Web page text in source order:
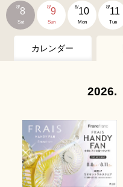
8/8
Sat
8/9
Sun
8/10
Mon
8/11
Tue
カレンダー
2026.